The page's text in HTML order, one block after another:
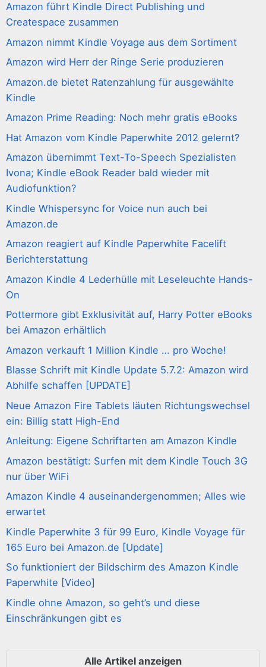
Amazon führt Kindle Direct Publishing und
Createspace zusammen
Amazon nimmt Kindle Voyage aus dem Sortiment
Amazon wird Herr der Ringe Serie produzieren
Amazon.de bietet Ratenzahlung für ausgewählte
Kindle
Amazon Prime Reading: Noch mehr gratis eBooks
Hat Amazon vom Kindle Paperwhite 2012 gelernt?
Amazon übernimmt Text-To-Speech Spezialisten
Ivona; Kindle eBook Reader bald wieder mit
Audiofunktion?
Kindle Whispersync for Voice nun auch bei
Amazon.de
Amazon reagiert auf Kindle Paperwhite Facelift
Berichterstattung
Amazon Kindle 4 Lederhülle mit Leseleuchte Hands-
On
Pottermore gibt Exklusivität auf, Harry Potter eBooks
bei Amazon erhältlich
Amazon verkauft 1 Million Kindle … pro Woche!
Blasse Schrift mit Kindle Update 5.7.2: Amazon wird
Abhilfe schaffen [UPDATE]
Neue Amazon Fire Tablets läuten Richtungswechsel
ein: Billig statt High-End
Anleitung: Eigene Schriftarten am Amazon Kindle
Amazon bestätigt: Surfen mit dem Kindle Touch 3G
nur über WiFi
Amazon Kindle 4 auseinandergenommen; Alles wie
erwartet
Kindle Paperwhite 3 für 99 Euro, Kindle Voyage für
165 Euro bei Amazon.de [Update]
So funktioniert der Bildschirm des Amazon Kindle
Paperwhite [Video]
Kindle ohne Amazon, so geht’s und diese
Einschränkungen gibt es
Alle Artikel anzeigen